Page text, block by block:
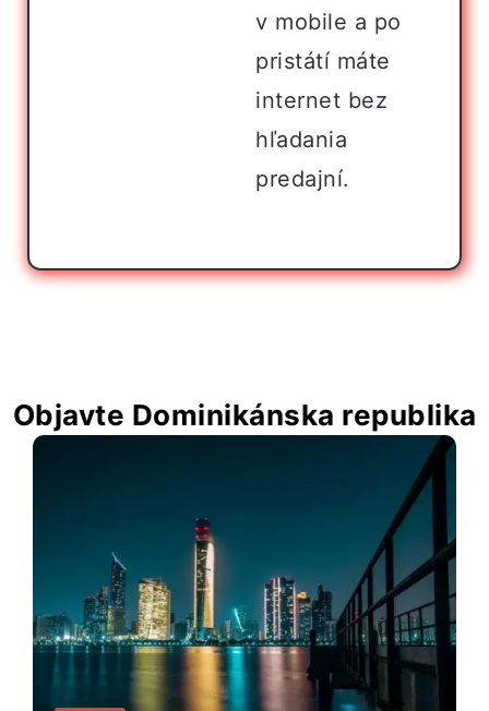
v mobile a po
pristátí máte
internet bez
hľadania
predajní.
Objavte Dominikánska republika